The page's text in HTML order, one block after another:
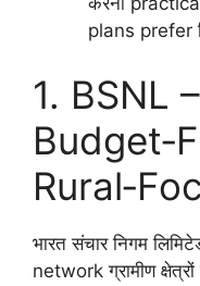
plans prefer
1. BSNL –
भारत संचार निगम
network ग्रामीण